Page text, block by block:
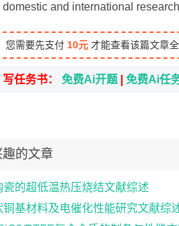
and international
您需要先支付 10元 才能查看该篇文章全
任务书： 免费Ai开题 免费Ai任
的文章
瓷的超低温热压烧结文献综述
铜基材料及电催化性能研究文献综